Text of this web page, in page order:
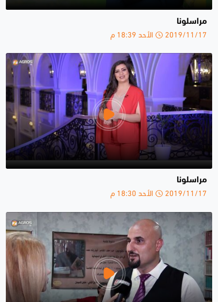
مراسلونا
2019/11/17 الأحد 18:39 م
مراسلونا
2019/11/17 الأحد 18:30 م